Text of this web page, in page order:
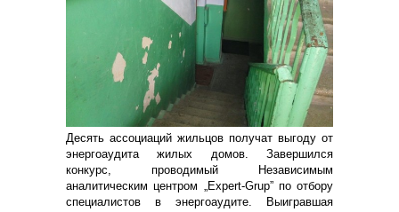
Десять ассоциаций жильцов получат выгоду от
энергоаудита жилых домов. Завершился
конкурс, проводимый Независимым
аналитическим центром „Expert-Grup” по отбору
специалистов в энергоаудите. Выигравшая